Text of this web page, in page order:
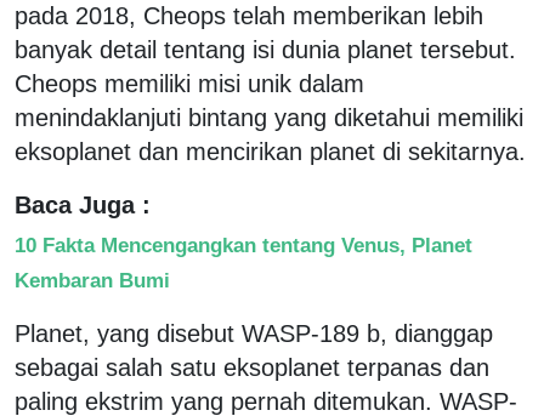
pada 2018, Cheops telah memberikan lebih
banyak detail tentang isi dunia planet tersebut.
Cheops memiliki misi unik dalam
menindaklanjuti bintang yang diketahui memiliki
eksoplanet dan mencirikan planet di sekitarnya.
Baca Juga :
10 Fakta Mencengangkan tentang Venus, Planet
Kembaran Bumi
Planet, yang disebut WASP-189 b, dianggap
sebagai salah satu eksoplanet terpanas dan
paling ekstrim yang pernah ditemukan. WASP-